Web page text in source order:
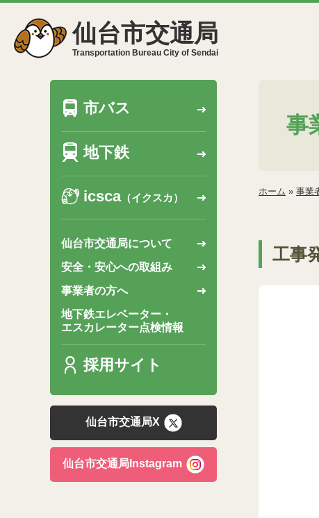
仙台市交通局
Transportation Bureau City of Sendai
事
ホーム » 事業
工事
市バス
地下鉄
icsca（イクスカ）
仙台市交通局について
安全・安心への取組み
事業者の方へ
地下鉄エレベーター・
エスカレーター点検情報
採用サイト
仙台市交通局X
仙台市交通局Instagram